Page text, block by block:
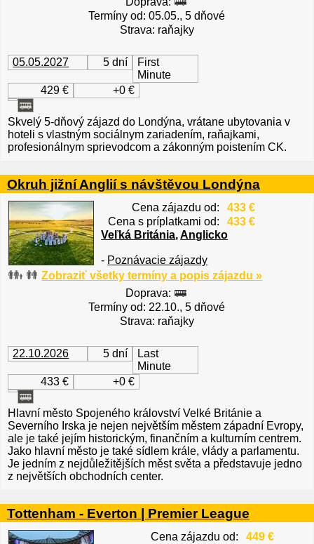
Termíny od: 05.05., 5 dňové
Strava: raňajky
05.05.2027 5 dní
First
Minute
429 €
+0 €
Skvelý 5-dňový zájazd do Londýna, vrátane ubytovania v
hoteli s vlastným sociálnym zariadením, raňajkami,
profesionálnym sprievodcom a zákonným poistením CK.
Okruh jižní Anglií s návštěvou Londýna
Cena zájazdu od:
433 €
Cena s príplatkami od:
433 €
Veľká Británia,Anglicko
- Poznávacie zájazdy
Zobraziť všetky termíny a popis zájazdu »
Doprava:
Termíny od: 22.10., 5 dňové
Strava: raňajky
22.10.2026 5 dní
Last
Minute
433 €
+0 €
Hlavní město Spojeného království Velké Británie a
Severního Irska je nejen největším městem západní Evropy,
ale je také jejím historickým, finančním a kulturním centrem.
Jako hlavní město je také sídlem krále, vlády a parlamentu.
Je jedním z nejdůležitějších měst světa a představuje jedno
z největších obchodních center.
Tottenham - Everton | Premier League
Cena zájazdu od:
449 €